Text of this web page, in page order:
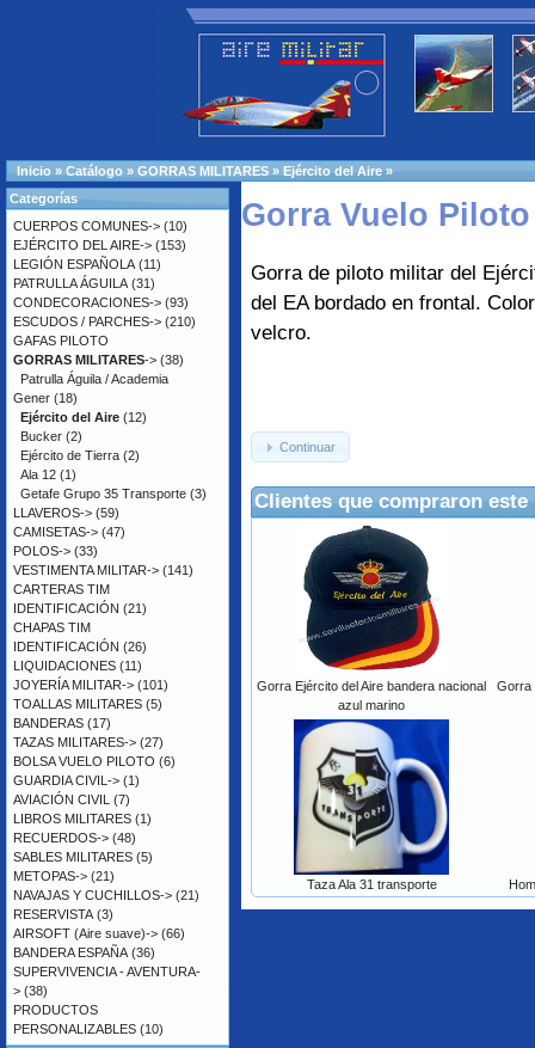
Inicio » Catálogo » GORRAS MILITARES » Ejército del Aire »
Gorra Vuelo
Gorra de piloto militar del
del EA bordado en frontal.
velcro.
Continuar
Clientes que compraron
Gorra Ejército del Aire bandera nacional
azul marino
Gorra
Taza Ala 31 transporte
Categorías
CUERPOS COMUNES-> (10)
EJÉRCITO DEL AIRE-> (153)
LEGIÓN ESPAÑOLA (11)
PATRULLA ÁGUILA (31)
CONDECORACIONES-> (93)
ESCUDOS / PARCHES-> (210)
GAFAS PILOTO
GORRAS MILITARES-> (38)
Patrulla Águila / Academia
Gener (18)
Ejército del Aire (12)
Bucker (2)
Ejército de Tierra (2)
Ala 12 (1)
Getafe Grupo 35 Transporte (3)
LLAVEROS-> (59)
CAMISETAS-> (47)
POLOS-> (33)
VESTIMENTA MILITAR-> (141)
CARTERAS TIM
IDENTIFICACIÓN (21)
CHAPAS TIM
IDENTIFICACIÓN (26)
LIQUIDACIONES (11)
JOYERÍA MILITAR-> (101)
TOALLAS MILITARES (5)
BANDERAS (17)
TAZAS MILITARES-> (27)
BOLSA VUELO PILOTO (6)
GUARDIA CIVIL-> (1)
AVIACIÓN CIVIL (7)
LIBROS MILITARES (1)
RECUERDOS-> (48)
SABLES MILITARES (5)
METOPAS-> (21)
NAVAJAS Y CUCHILLOS-> (21)
RESERVISTA (3)
AIRSOFT (Aire suave)-> (66)
BANDERA ESPAÑA (36)
SUPERVIVENCIA - AVENTURA-
> (38)
PRODUCTOS
PERSONALIZABLES (10)